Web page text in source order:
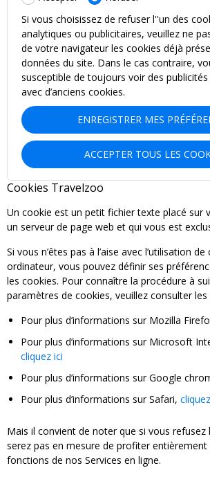
Si vous choisissez de refuser l''un des
analytiques ou publicitaires, veuillez ne
de votre navigateur les cookies déjà
données du site. Dans le cas contraire,
susceptible de toujours voir des
avec d’anciens cookies.
ENREGISTRER MES
ACCEPTER TOUS LES
Cookies Travelzoo
Un cookie est un petit fichier texte placé sur
un serveur de page web et qui vous est
Si vous n’êtes pas à l’aise avec l’utilisation
ordinateur, vous pouvez définir ses
les cookies. Pour connaître la procédure à
paramètres de cookies, veuillez consulter les
Pour plus d’informations sur Mozilla
Pour plus d’informations sur Microsoft
cliquez ici
Pour plus d’informations sur Google
Pour plus d’informations sur Safari,
Mais il convient de noter que si vous refusez
serez pas en mesure de profiter
fonctions de nos Services en ligne.